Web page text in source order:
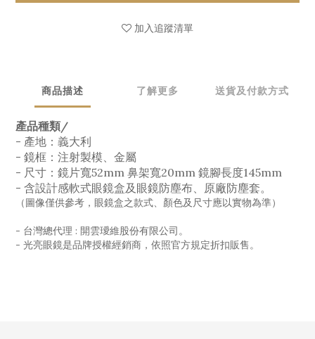
加入追蹤清單
商品描述 了解更多 送貨及付款方式
產品種類/
- 產地：義大利
- 鏡框：注射製模、金屬
- 尺寸：鏡片寬52mm 鼻架寬20mm 鏡腳長度145mm
- 含設計感軟式眼鏡盒及眼鏡防塵布、原廠防塵套。
（圖像僅供參考，眼鏡盒之款式、顏色及尺寸應以實物為準）
- 台灣總代理 : 開雲璦維股份有限公司。
- 光亮眼鏡是品牌授權經銷商，依照官方規定折扣販售。